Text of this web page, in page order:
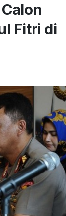
Fitri di